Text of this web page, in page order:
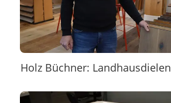
Holz Büchner: Landhausdielen